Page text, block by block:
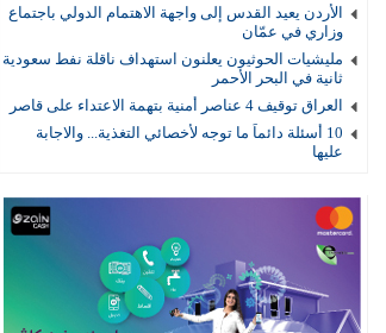
الأردن يعيد القدس إلى واجهة الاهتمام الدولي باجتماع
وزاري في عمّان
مليشيات الحوثيون يعلنون استهداف ناقلة نفط سعودية
ثانية في البحر الأحمر
العراق توقيف 4 عناصر أمنية بتهمة الاعتداء على قاصر
10 أسئلة دائماً ما توجه لأخصائي التغذية... والاجابة
عليها